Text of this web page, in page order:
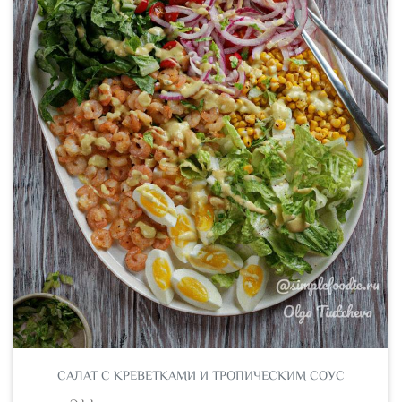
САЛАТ С КРЕВЕТКАМИ И ТРОПИЧЕСКИМ СОУС